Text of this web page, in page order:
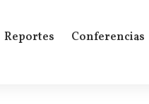
Reportes Conferencias